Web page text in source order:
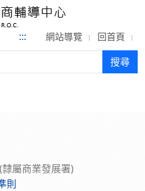
::: 網站導覽 回首頁
搜尋
屬商業發展署)
則